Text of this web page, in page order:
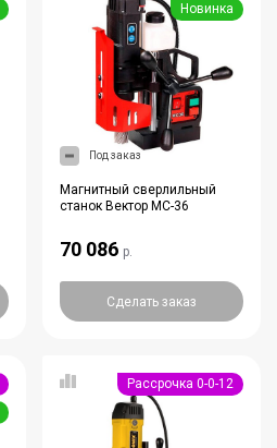
Новинка
Под заказ
Магнитный сверлильный
станок Вектор МС-36
70 086 р.
Сделать заказ
Рассрочка 0-0-12